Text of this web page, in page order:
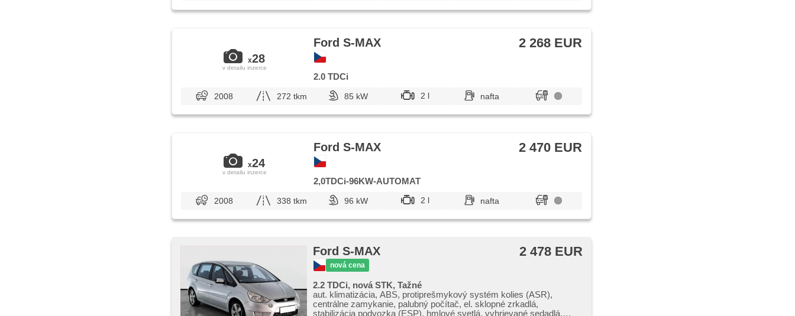
x28
v detailu inzerce
Ford S-MAX 2 268 EUR
2.0 TDCi
2008 272 tkm 85 kW 2 l nafta
x24
v detailu inzerce
Ford S-MAX 2 470 EUR
2,0TDCi-96KW-AUTOMAT
2008 338 tkm 96 kW 2 l nafta
Ford S-MAX
nová cena
2 478 EUR
2.2 TDCi, nová STK, Tažné
aut. klimatizácia, ABS, protiprešmykový systém kolies (ASR),
centrálne zamykanie, palubný počítač, el. sklopné zrkadlá,
stabilizácia podvozka (ESP), hmlové svetlá, vyhrievané sedadlá,